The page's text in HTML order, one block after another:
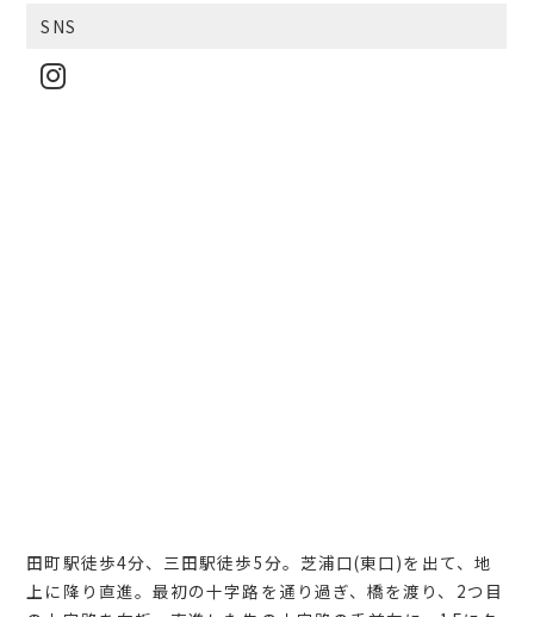
SNS
田町駅徒歩4分、三田駅徒歩5分。芝浦口(東口)を出て、地
上に降り直進。最初の十字路を通り過ぎ、橋を渡り、2つ目